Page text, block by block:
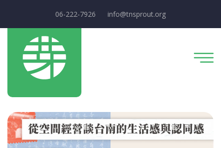
06-222-7926 info@tnsprout.org